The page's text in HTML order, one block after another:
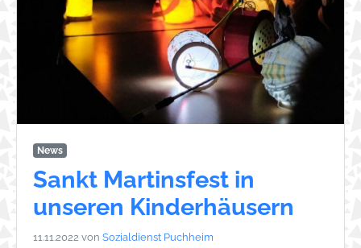
News
Sankt Martinsfest in
unseren Kinderhäusern
11.11.2022 von Sozialdienst Puchheim